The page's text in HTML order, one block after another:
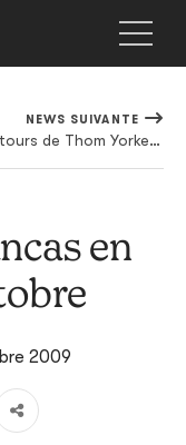
NEWS SUIVANTE
Le 45 tours de Thom Yorke en détails
en
2009